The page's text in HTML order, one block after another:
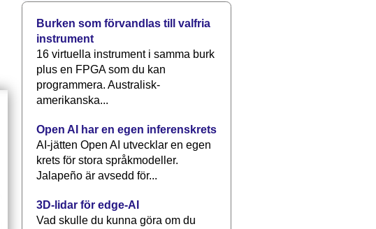
Burken som förvandlas till valfria
instrument
16 virtuella instrument i samma burk
plus en FPGA som du kan
programmera. Australisk-
amerikanska...
Open AI har en egen inferenskrets
AI-jätten Open AI utvecklar en egen
krets för stora språkmodeller.
Jalapeño är avsedd för...
3D-lidar för edge-AI
Vad skulle du kunna göra om du